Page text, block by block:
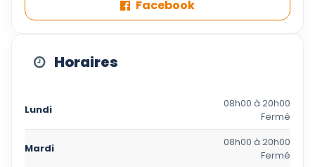
Facebook
Horaires
Lundi
08h00 à 20h00
Fermé
Mardi
08h00 à 20h00
Fermé